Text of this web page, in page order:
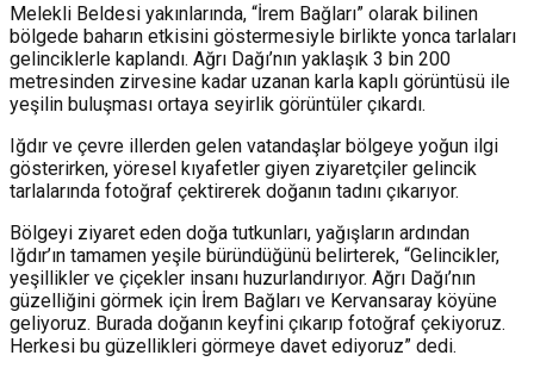
Melekli Beldesi yakınlarında, “İrem Bağları” olarak bilinen
bölgede baharın etkisini göstermesiyle birlikte yonca tarlaları
gelinciklerle kaplandı. Ağrı Dağı’nın yaklaşık 3 bin 200
metresinden zirvesine kadar uzanan karla kaplı görüntüsü ile
yeşilin buluşması ortaya seyirlik görüntüler çıkardı.
Iğdır ve çevre illerden gelen vatandaşlar bölgeye yoğun ilgi
gösterirken, yöresel kıyafetler giyen ziyaretçiler gelincik
tarlalarında fotoğraf çektirerek doğanın tadını çıkarıyor.
Bölgeyi ziyaret eden doğa tutkunları, yağışların ardından
Iğdır’ın tamamen yeşile büründüğünü belirterek, “Gelincikler,
yeşillikler ve çiçekler insanı huzurlandırıyor. Ağrı Dağı’nın
güzelliğini görmek için İrem Bağları ve Kervansaray köyüne
geliyoruz. Burada doğanın keyfini çıkarıp fotoğraf çekiyoruz.
Herkesi bu güzellikleri görmeye davet ediyoruz” dedi.